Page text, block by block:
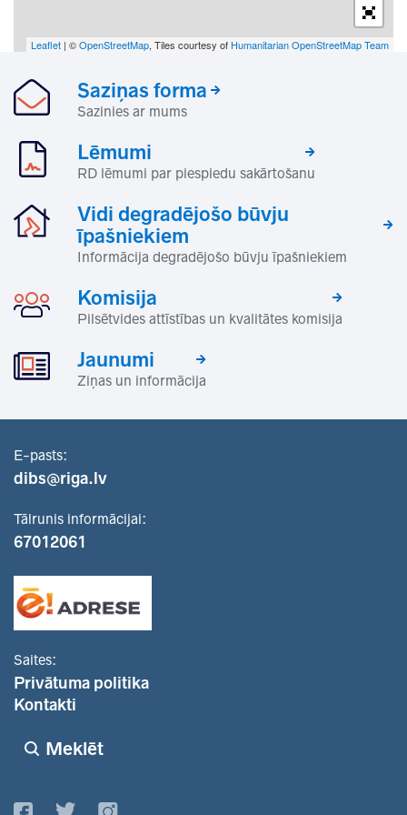
Leaflet | ©OpenStreetMap, Tiles courtesy of Humanitarian OpenStreetMap Team
Saziņas forma
Sazinies ar mums
Lēmumi
RD lēmumi par piespiedu sakārtošanu
Vidi degradējošo būvju
īpašniekiem
Informācija degradējošo būvju īpašniekiem
Komisija
Pilsētvides attīstības un kvalitātes komisija
Jaunumi
Ziņas un informācija
E-pasts:
dibs@riga.lv
Tālrunis informācijai:
67012061
Saites:
Privātuma politika
Kontakti
Meklēt